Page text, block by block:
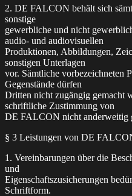
2. DE FALCON behält sich
sonstige
gewerbliche und nicht
audio- und audiovisuellen
Produktionen, Abbildungen,
sonstigen Unterlagen
vor. Sämtliche vorbezeichneten
Gegenstände dürfen
Dritten nicht zugängig gemacht
schriftliche Zustimmung von
DE FALCON nicht anderweitig
§ 3 Leistungen von DE
1. Vereinbarungen über die
und
Eigenschaftszusicherungen
Schriftform.